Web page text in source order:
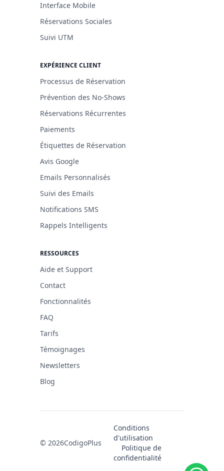
Interface Mobile
Réservations Sociales
Suivi UTM
EXPÉRIENCE CLIENT
Processus de Réservation
Prévention des No-Shows
Réservations Récurrentes
Paiements
Étiquettes de Réservation
Avis Google
Emails Personnalisés
Suivi des Emails
Notifications SMS
Rappels Intelligents
RESSOURCES
Aide et Support
Contact
Fonctionnalités
FAQ
Tarifs
Témoignages
Newsletters
Blog
© 2026CodigoPlus
Conditions
d'utilisation
Politique de
confidentialité